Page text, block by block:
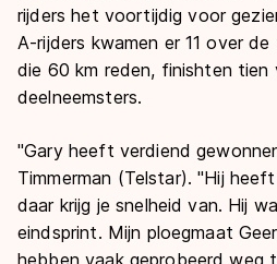
rijders het voortijdig voor
A-rijders kwamen er 11 over
die 60 km reden, finishten tien
deelneemsters.
"Gary heeft verdiend
Timmerman (Telstar). "Hij
daar krijg je snelheid van. Hij
eindsprint. Mijn ploegmaat
hebben vaak geprobeerd weg